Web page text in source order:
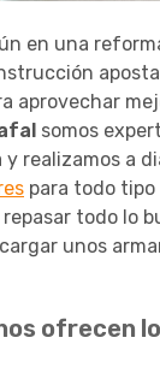
en una
aprovechar
somos
realizamos a
para todo tipo
todo lo
unos
ofrecen